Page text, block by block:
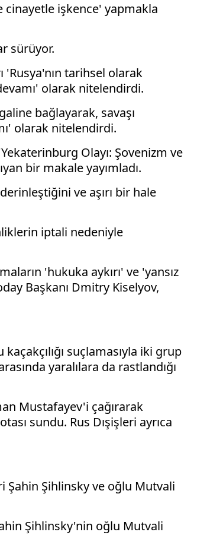
cinayetle işkence' yapmakla
sürüyor.
'Rusya'nın tarihsel olarak
olarak nitelendirdi.
bağlayarak, savaşı
olarak nitelendirdi.
Olayı: Şovenizm ve
bir makale yayımladı.
ve aşırı bir hale
iptali nedeniyle
'hukuka aykırı' ve 'yansız
Başkanı Dmitry Kiselyov,
suçlamasıyla iki grup
yaralılara da rastlandığı
Mustafayev'i çağırarak
sundu. Rus Dışişleri ayrıca
Şahin Şihlinsky ve oğlu Mutvali
Şihlinsky'nin oğlu Mutvali